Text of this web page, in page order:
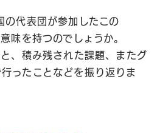
代表団が参加したこの
味を持つのでしょうか。
、積み残された課題、またグ
ったことなどを振り返りま